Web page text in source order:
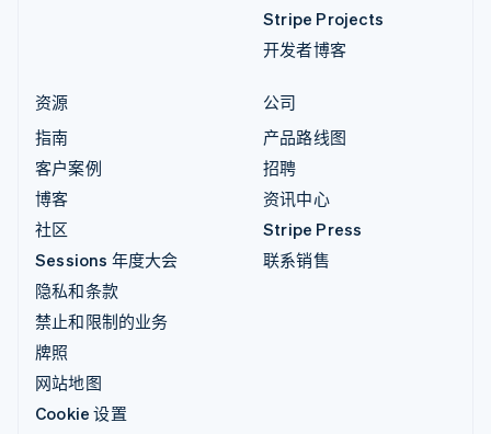
Stripe Projects
开发者博客
资源
指南
客户案例
博客
社区
Sessions 年度大会
隐私和条款
禁止和限制的业务
牌照
网站地图
Cookie 设置
公司
产品路线图
招聘
资讯中心
Stripe Press
联系销售